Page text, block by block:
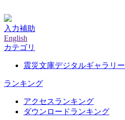
入力補助
English
カテゴリ
震災文庫デジタルギャラリー
ランキング
アクセスランキング
ダウンロードランキング